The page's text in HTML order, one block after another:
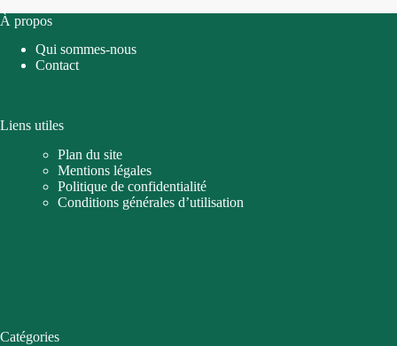
À propos
Qui sommes-nous
Contact
Liens utiles
Plan du site
Mentions légales
Politique de confidentialité
Conditions générales d’utilisation
Catégories